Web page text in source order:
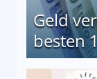
Geld
besten